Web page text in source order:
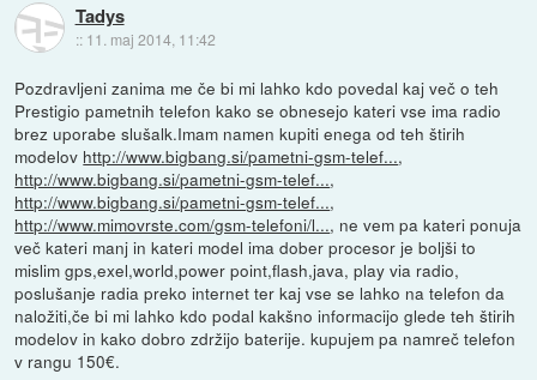
Tadys
:: 11. maj 2014, 11:42
Pozdravljeni zanima me če bi mi lahko kdo povedal kaj več o teh
Prestigio pametnih telefon kako se obnesejo kateri vse ima radio
brez uporabe slušalk.Imam namen kupiti enega od teh štirih
modelov http://www.bigbang.si/pametni-gsm-telef...,
http://www.bigbang.si/pametni-gsm-telef...,
http://www.bigbang.si/pametni-gsm-telef...,
http://www.mimovrste.com/gsm-telefoni/l..., ne vem pa kateri ponuja
več kateri manj in kateri model ima dober procesor je boljši to
mislim gps,exel,world,power point,flash,java, play via radio,
poslušanje radia preko internet ter kaj vse se lahko na telefon da
naložiti,če bi mi lahko kdo podal kakšno informacijo glede teh štirih
modelov in kako dobro zdržijo baterije. kupujem pa namreč telefon
v rangu 150€.